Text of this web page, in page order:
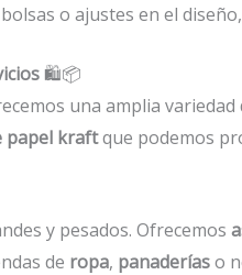
o ajustes en el
🛍️📦
una amplia
papel kraftque podemos
y pesados. Ofrecemos
de ropa, panaderíaso